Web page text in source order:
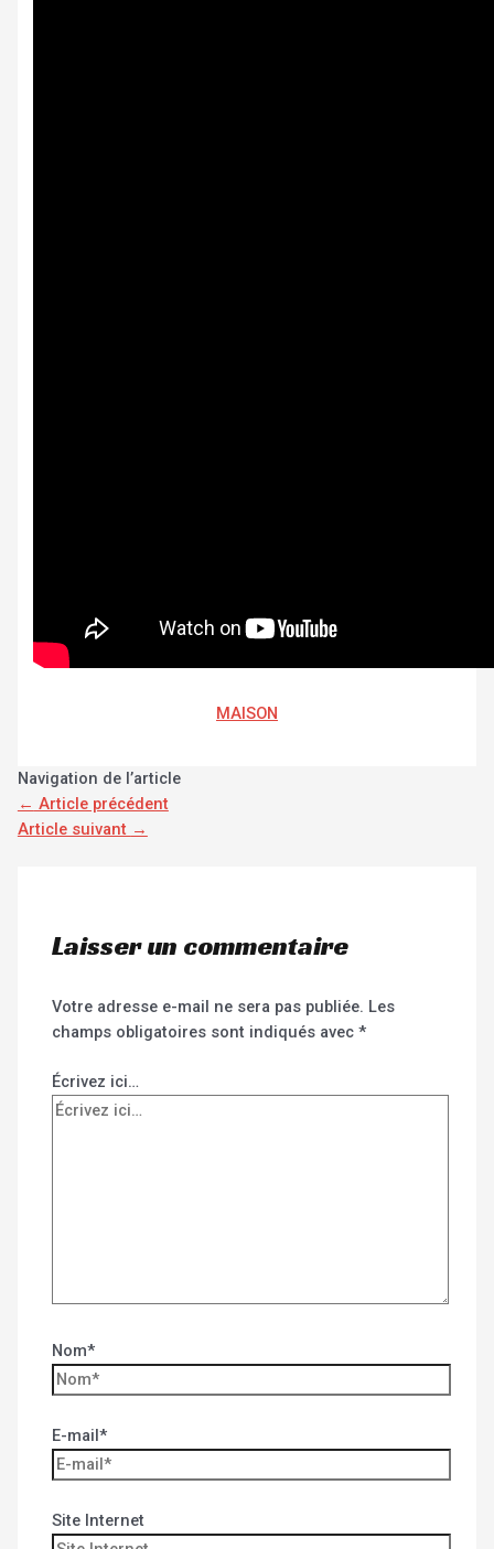
MAISON
Navigation de l’article
← Article précédent
Article suivant →
Laisser un commentaire
Votre adresse e-mail ne sera pas publiée. Les
champs obligatoires sont indiqués avec*
Écrivez ici…
Nom*
E-mail*
Site Internet